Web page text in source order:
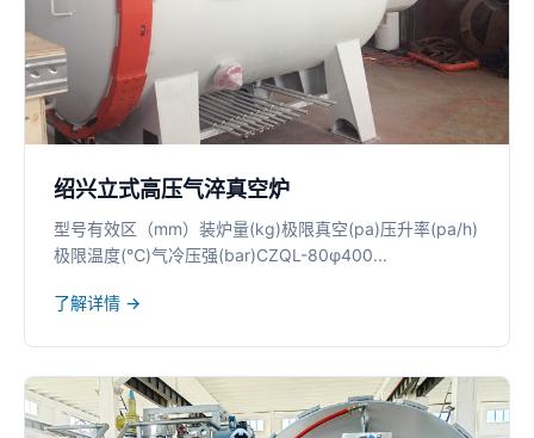
绍兴立式高压气淬真空炉
型号有效区（mm）装炉量(kg)极限真空(pa)压升率(pa/h)
极限温度(℃)气冷压强(bar)CZQL-80φ400...
了解详情 →